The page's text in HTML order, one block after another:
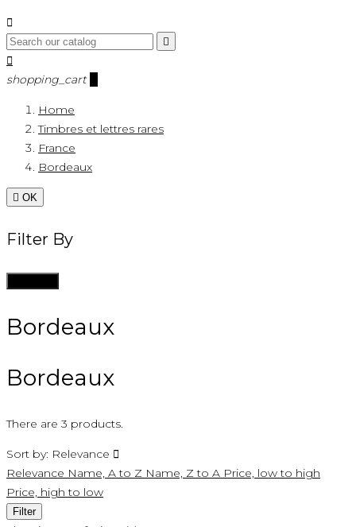



shopping_cart
Home
Timbres et lettres rares
France
Bordeaux
 OK
Filter By
Bordeaux
Bordeaux
There are 3 products.
Sort by: Relevance 
Relevance Name, A to Z Name, Z to A Price, low to high
Price, high to low
Filter